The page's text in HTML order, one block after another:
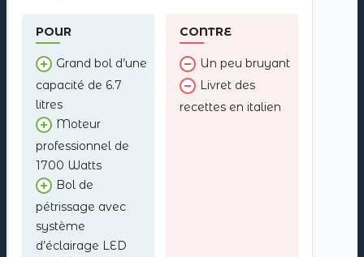
perno ad alta o bassa velocità, frulla, taglia,
POUR
Grand bol d’une
capacité de 6.7
litres
Moteur
professionnel de
1700 Watts
Bol de
pétrissage avec
système
d’éclairage LED
CONTRE
Un peu bruyant
Livret des
recettes en italien